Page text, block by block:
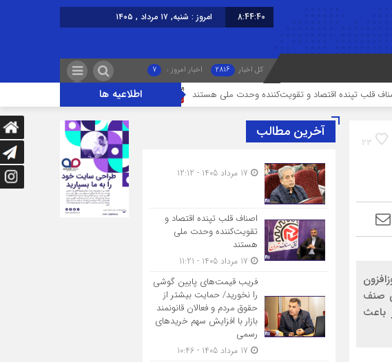
8:44:40 امروز : شنبه, ۱۷ مرداد , ۱۴۰۵
کل اخبار 2816 اخبار امروز : 7
اطلاعیه ها اقتصاد و تقویت‌کننده وحدت ملی هستند فریب قیمت‌های پایین گوشی را نخورید/ حمایت بیشتر
23
برای صنف
باعث
آخرین مطالب
اصناف قلب تپنده اقتصاد و
تقویت‌کننده وحدت ملی
هستند
فریب قیمت‌های پایین گوشی
را نخورید/ حمایت بیشتر از
حقوق مردم و فعالان قانونمند
بازار با افزایش سهم خریدهای
رسمی